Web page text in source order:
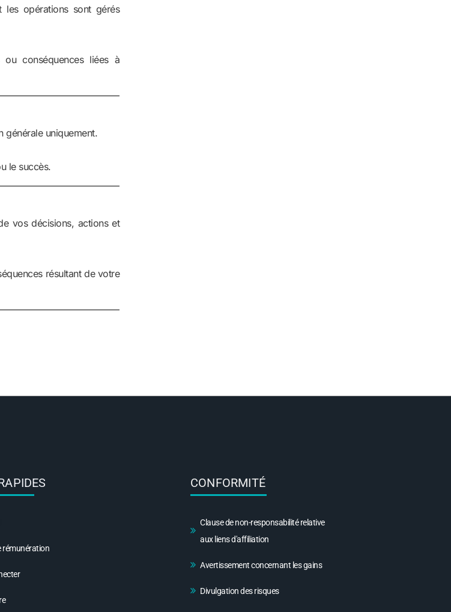
les opérations sont gérés
conséquences liées à
générale uniquement.
le succès.
vos décisions, actions et
résultant de votre
rémunération
CONFORMITÉ
Clause de non-responsabilité relative
aux liens d'affiliation
Avertissement concernant les gains
Divulgation des risques